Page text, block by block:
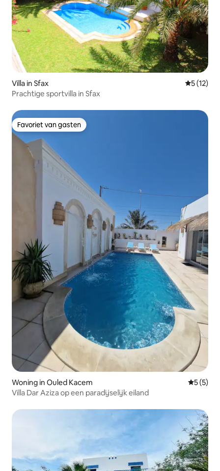
Villa in Sfax
5 (12)
Prachtige sportvilla in Sfax
Favoriet van gasten
Favoriet van gasten
Woning in Ouled Kacem
5 (5)
Villa Dar Aziza op een paradijselijk eiland